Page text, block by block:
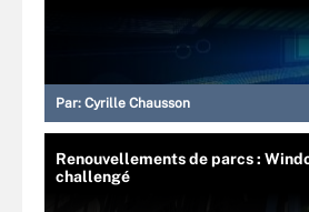
Par: Cyrille Chausson
Renouvellements de parcs :
challengé